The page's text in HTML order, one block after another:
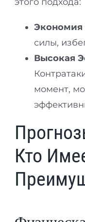
Экономия
силы,
Высокая
момент,
Кто